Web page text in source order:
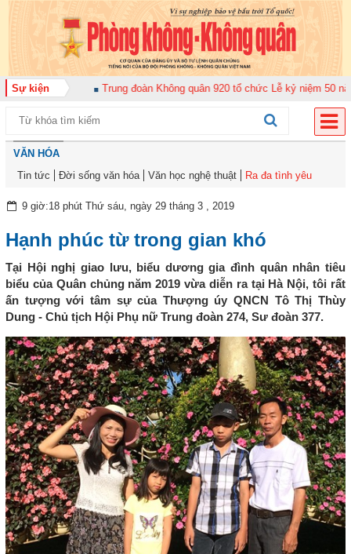
Sự kiện
năm 2026 Trung đoàn Không quân 920 tổ chức Lễ kỷ niệm 50 năm
VĂN HÓA
Tin tức
Đời sống văn hóa Văn học nghệ thuật Ra đa tình yêu
9 giờ:18 phút Thứ sáu, ngày 29 tháng 3 , 2019
Hạnh phúc từ trong gian khó
Tại Hội nghị giao lưu, biểu dương gia đình quân nhân tiêu
biểu của Quân chủng năm 2019 vừa diễn ra tại Hà Nội, tôi rất
ấn tượng với tâm sự của Thượng úy QNCN Tô Thị Thùy
Dung - Chủ tịch Hội Phụ nữ Trung đoàn 274, Sư đoàn 377.